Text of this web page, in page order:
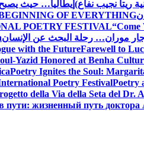
ريتا نجيب نفاع) إيطاليا… حيث
OF EVERYTHING
POETRY FESTIVAL“Come
موران… رحلة البحث عن الإنسان
with the FutureFarewell to
Yazid Honored at Benha
Poetry Ignites the Soul:
Poetry FestivalPoetry
della Via della Seta del Dr.
пути: жизненный путь